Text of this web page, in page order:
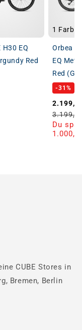
H30 EQ
Red
Normaler Preis
1 Farbe
Orbea
EQ
Red
-31%
Du
CUBE Stores in
Bremen, Berlin